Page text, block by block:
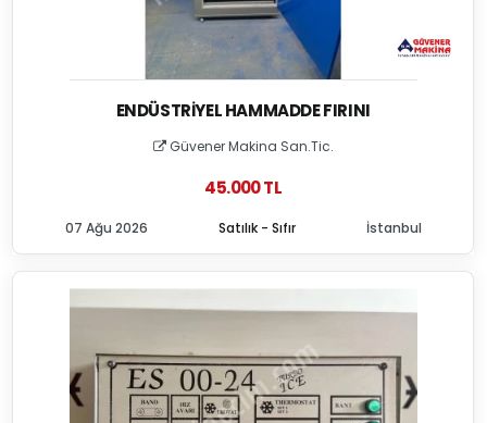
ENDÜSTRIYEL HAMMADDE FIRINI
Güvener Makina San.Tic.
45.000 TL
Satılık - Sıfır
07 Ağu 2026 İstanbul